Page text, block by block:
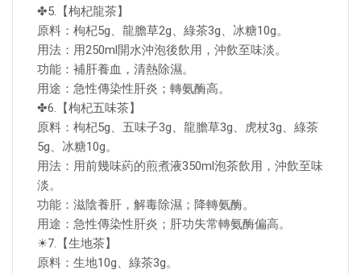
✤5.【枸杞龍茶】
原料：枸杞5g、龍膽草2g、綠茶3g、冰糖10g。
用法：用250ml開水沖泡後飲用，沖飲至味淡。
功能：補肝養血，清熱除濕。
用途：急性傳染性肝炎；轉氨酶高。
✤6.【枸杞五味茶】
原料：枸杞5g、五味子3g、龍膽草3g、虎杖3g、綠茶
5g、冰糖10g。
用法：用前幾味葯的煎煮液350ml泡茶飲用，沖飲至味
淡。
功能：滋陰養肝，解毒除濕；降轉氨酶。
用途：急性傳染性肝炎；肝功失常轉氨酶偏高。
☀7.【生地茶】
原料：生地10g、綠茶3g。